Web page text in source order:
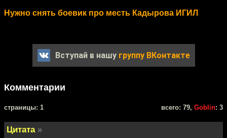
Нужно снять боевик про месть Кадырова ИГИЛ
Вступай в нашу группу ВКонтакте
Комментарии
cтраницы: 1 всего: 79, Goblin: 3
Цитата »